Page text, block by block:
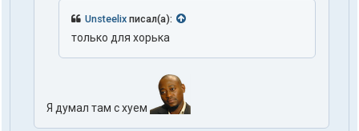
Unsteelix писал(а):
только для хорька
Я думал там с хуем